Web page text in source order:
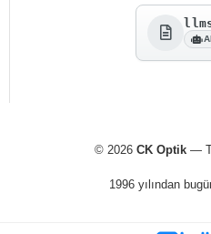
© 2026 CK Optik—
1996 yılından